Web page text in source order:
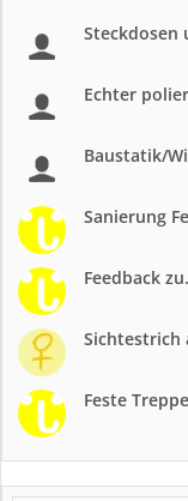
Steckdosen
Echter
Baustatik/
Sanierung
Feedback
Sichtestrich
Feste